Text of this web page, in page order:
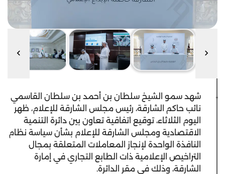
شهد سمو الشيخ سلطان بن أحمد بن سلطان القاسمي
نائب حاكم الشارقة، رئيس مجلس الشارقة للإعلام، ظهر
اليوم الثلاثاء، توقيع اتفاقية تعاون بين دائرة التنمية
الاقتصادية ومجلس الشارقة للإعلام بشأن سياسة نظام
النافذة الواحدة لإنجاز المعاملات المتعلقة بمجال
التراخيص الإعلامية ذات الطابع التجاري في إمارة
الشارقة، وذلك في مقر الدائرة.